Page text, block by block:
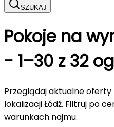
SZUKAJ
Pokojena
- 1–30 z 32
Przeglądaj aktualne
lokalizacji Łódź. Filtruj po
warunkach najmu.